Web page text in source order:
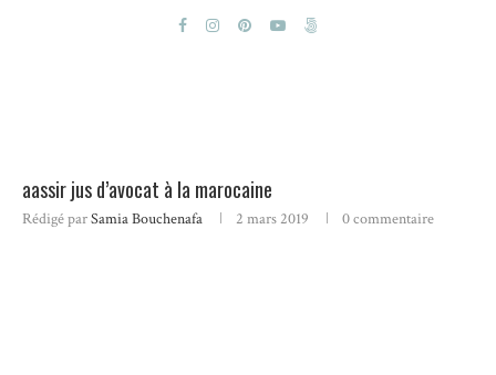
aassir jus d’avocat à la marocaine
Rédigé parSamia Bouchenafa 2 mars 2019 0 commentaire